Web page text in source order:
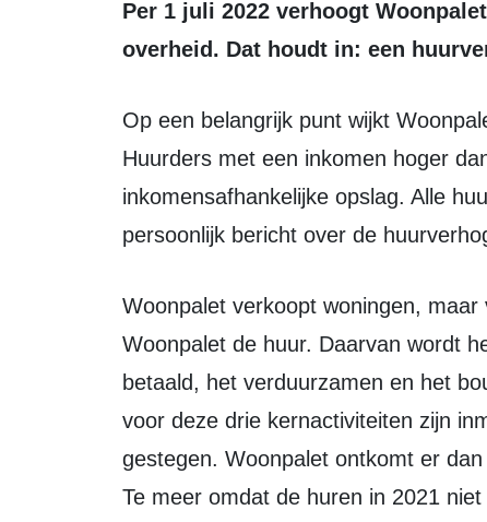
Per 1 juli 2022 verhoogt Woonpalet de huren volgens de kaders van de
overheid. Dat houdt in: een
Op een belangrijk punt wijkt Woonpalet af van de ruimte die de overheid biedt.
Huurders met een inkomen hoger
inkomensafhankelijke opslag. Alle
persoonlijk bericht over de
Woonpalet verkoopt woningen, maar verder is de enige inkomstenbron van
Woonpalet de huur. Daarvan wordt
betaald, het verduurzamen en het
voor deze drie kernactiviteiten zijn
gestegen. Woonpalet ontkomt er
Te meer omdat de huren in 2021